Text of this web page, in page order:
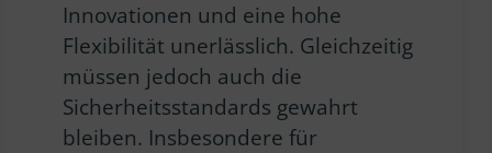
Innovationen und eine hohe
Flexibilität unerlässlich. Gleichzeitig
müssen jedoch auch die
Sicherheitsstandards gewahrt
bleiben. Insbesondere für